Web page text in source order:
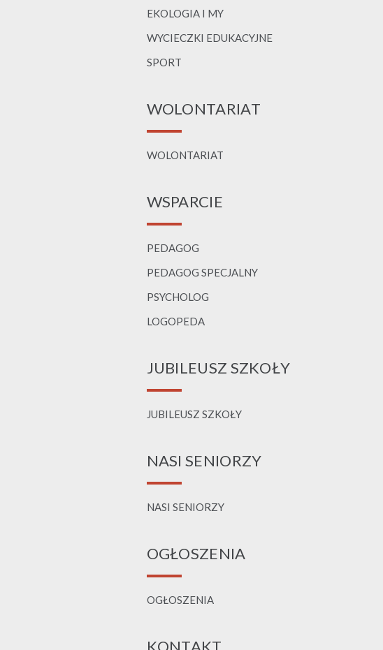
EKOLOGIA I MY
WYCIECZKI EDUKACYJNE
SPORT
WOLONTARIAT
WOLONTARIAT
WSPARCIE
PEDAGOG
PEDAGOG SPECJALNY
PSYCHOLOG
LOGOPEDA
JUBILEUSZ SZKOŁY
JUBILEUSZ SZKOŁY
NASI SENIORZY
NASI SENIORZY
OGŁOSZENIA
OGŁOSZENIA
KONTAKT